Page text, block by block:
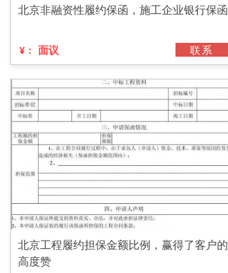
北京非融资性履约保函，施工企业银行保函
¥： 面议 联系
北京工程履约担保金额比例，赢得了客户的
高度赞